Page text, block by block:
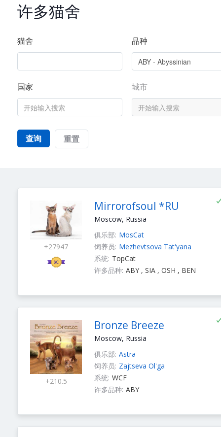
许多猫舍
猫舍 品种
国家 城市
查询 重置
+27947
Mirrorofsoul *RU
Moscow, Russia
俱乐部: MosCat
饲养员: Mezhevtsova Tat'yana
系统: TopCat
许多品种: ABY , SIA , OSH , BEN
+210.5
Bronze Breeze
Moscow, Russia
俱乐部: Astra
饲养员: Zajtseva Ol'ga
系统: WCF
许多品种: ABY